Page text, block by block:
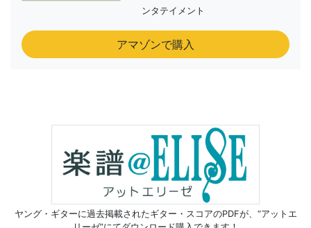
ンタテイメント
アマゾンで購入
ヤング・ギターに過去掲載されたギター・スコアのPDFが、 “アットエ